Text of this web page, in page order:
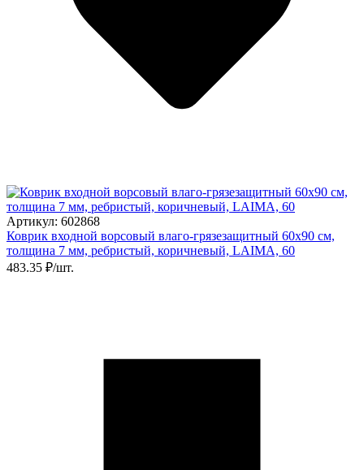
Артикул: 602868
Коврик входной ворсовый влаго-грязезащитный 60х90 см,
толщина 7 мм, ребристый, коричневый, LAIMA, 60
483.35 ₽/шт.